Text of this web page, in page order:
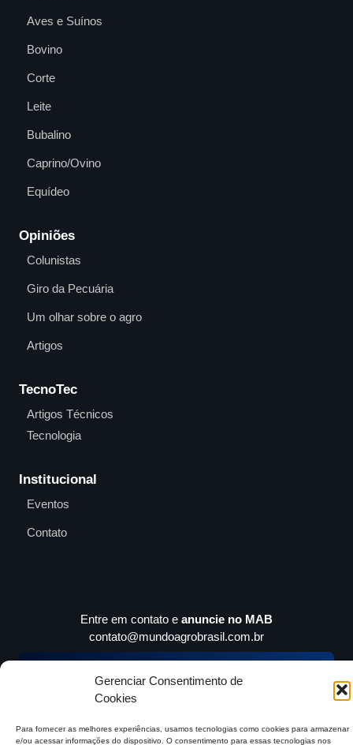
Gerenciar Consentimento de
Cookies
Para fornecer as melhores experiências, usamos tecnologias como cookies para armazenar
e/ou acessar informações do dispositivo. O consentimento para essas tecnologias nos
Aves e Suínos
Bovino
Corte
Leite
Bubalino
Caprino/Ovino
Equídeo
Opiniões
Colunistas
Giro da Pecuária
Um olhar sobre o agro
Artigos
TecnoTec
Artigos Técnicos
Tecnologia
Institucional
Eventos
Contato
Entre em contato e anuncie no MAB
contato@mundoagrobrasil.com.br